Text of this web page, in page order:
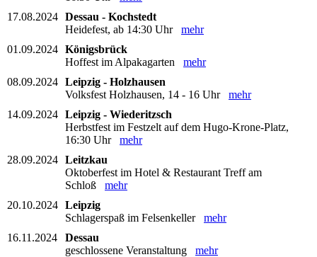
17.08.2024 Dessau - Kochstedt
Heidefest, ab 14:30 Uhr mehr
01.09.2024 Königsbrück
Hoffest im Alpakagarten mehr
08.09.2024 Leipzig - Holzhausen
Volksfest Holzhausen, 14 - 16 Uhr mehr
14.09.2024 Leipzig - Wiederitzsch
Herbstfest im Festzelt auf dem Hugo-Krone-Platz,
16:30 Uhr mehr
28.09.2024 Leitzkau
Oktoberfest im Hotel & Restaurant Treff am
Schloß mehr
20.10.2024 Leipzig
Schlagerspaß im Felsenkeller mehr
16.11.2024
Dessau
geschlossene Veranstaltung mehr